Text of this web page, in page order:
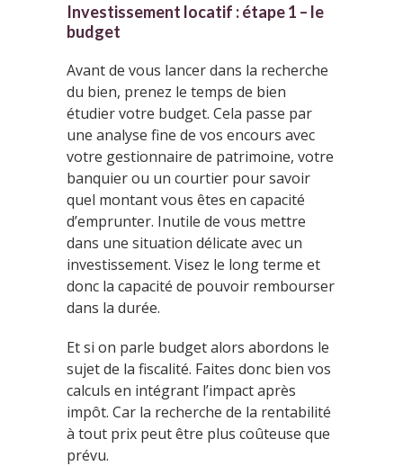
Investissement locatif : étape 1 – le
budget
Avant de vous lancer dans la recherche
du bien, prenez le temps de bien
étudier votre budget. Cela passe par
une analyse fine de vos encours avec
votre gestionnaire de patrimoine, votre
banquier ou un courtier pour savoir
quel montant vous êtes en capacité
d’emprunter. Inutile de vous mettre
dans une situation délicate avec un
investissement. Visez le long terme et
donc la capacité de pouvoir rembourser
dans la durée.
Et si on parle budget alors abordons le
sujet de la fiscalité. Faites donc bien vos
calculs en intégrant l’impact après
impôt. Car la recherche de la rentabilité
à tout prix peut être plus coûteuse que
prévu.